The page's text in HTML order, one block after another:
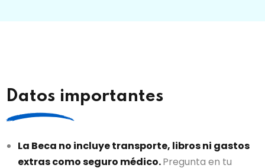
Datos importantes
La Beca no incluye transporte, libros ni gastos
extras como seguro médico.Pregunta en tu